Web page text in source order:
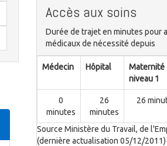
Accès aux soins
Durée de trajet en minutes pour
médicaux de nécessité depuis
Médecin Hôpital
Maternité
niveau 1
0
minutes
26
minutes
26
Source Ministère du Travail, de
(dernière actualisation 05/12/2011)